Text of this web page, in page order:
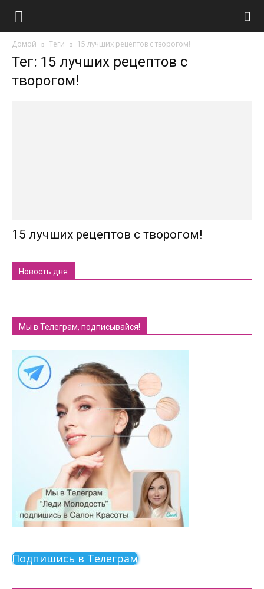
Домой Теги 15 лучших рецептов с творогом!
Тег: 15 лучших рецептов с
творогом!
15 лучших рецептов с творогом!
Новость дня
Мы в Телеграм, подписывайся!
Подпишись в Телеграм